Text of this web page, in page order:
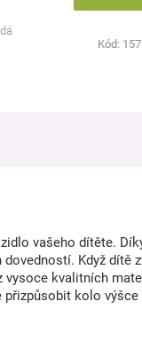
Kód:
vašeho dítěte.
Když dítě
kvalitních
kolo výšce